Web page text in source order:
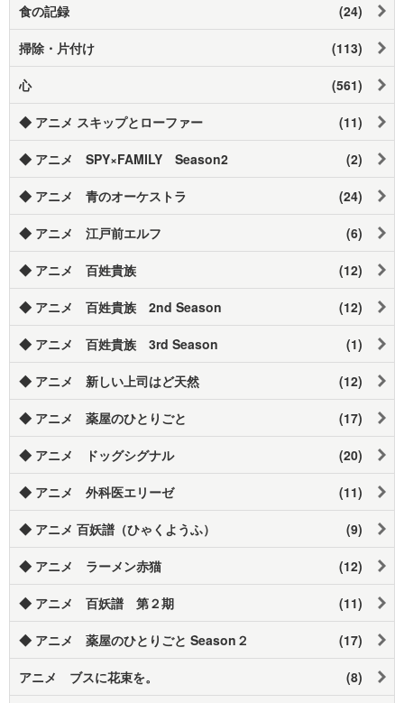
食の記録 (24)
掃除・片付け (113)
心 (561)
◆ アニメ スキップとローファー (11)
◆ アニメ SPY×FAMILY Season2 (2)
◆ アニメ 青のオーケストラ (24)
◆ アニメ 江戸前エルフ (6)
◆ アニメ 百姓貴族 (12)
◆ アニメ 百姓貴族 2nd Season (12)
◆ アニメ 百姓貴族 3rd Season (1)
◆ アニメ 新しい上司はど天然 (12)
◆ アニメ 薬屋のひとりごと (17)
◆ アニメ ドッグシグナル (20)
◆ アニメ 外科医エリーゼ (11)
◆ アニメ 百妖譜（ひゃくようふ） (9)
◆ アニメ ラーメン赤猫 (12)
◆ アニメ 百妖譜 第２期 (11)
◆ アニメ 薬屋のひとりごと Season２ (17)
アニメ ブスに花束を。 (8)